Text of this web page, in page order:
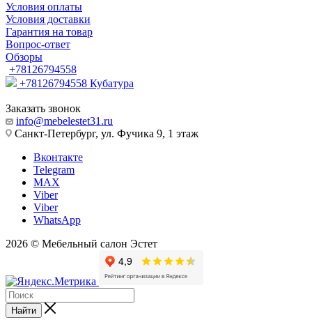
Условия оплаты
Условия доставки
Гарантия на товар
Вопрос-ответ
Обзоры
+78126794558
+78126794558 Кубатура
Заказать звонок
info@mebelestet31.ru
Санкт-Петербург, ул. Фучика 9, 1 этаж
Вконтакте
Telegram
MAX
Viber
Viber
WhatsApp
2026 © Мебельный салон Эстет
Найти